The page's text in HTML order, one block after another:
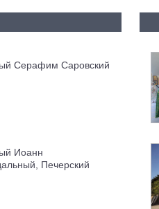
Серафим Саровский
Иоанн
Печерский